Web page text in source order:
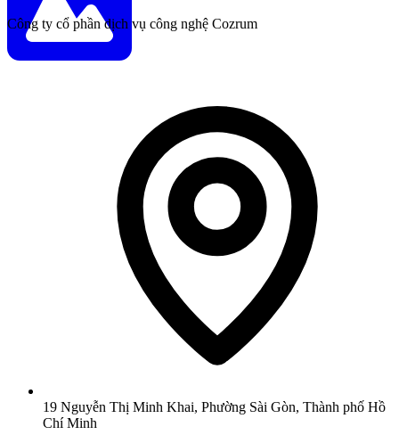
Công ty cổ phần dịch vụ công nghệ Cozrum
19 Nguyễn Thị Minh Khai, Phường Sài Gòn, Thành phố Hồ
Chí Minh